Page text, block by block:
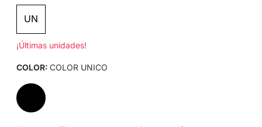
UN
¡Últimas unidades!
COLOR: COLOR UNICO